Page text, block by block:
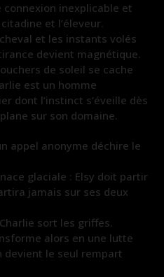
connexion inexplicable et
et l’éleveur.
et les instants volés
devient magnétique.
de soleil se cache
est un homme
dont l’instinct s’éveille dès
sur son domaine.
appel anonyme déchire le
glaciale : Elsy doit partir
jamais sur ses deux
sort les griffes.
alors en une lutte
devient le seul rempart